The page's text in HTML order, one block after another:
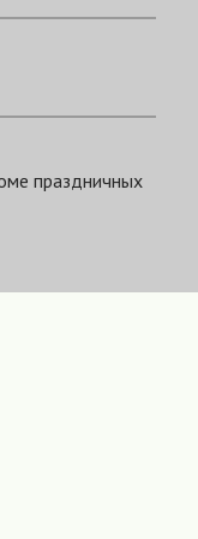
праздничных